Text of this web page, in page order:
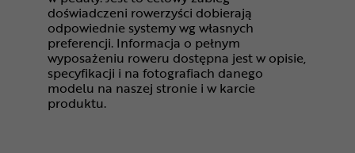
doświadczeni rowerzyści dobierają
odpowiednie systemy wg własnych
preferencji. Informacja o pełnym
wyposażeniu roweru dostępna jest w opisie,
specyfikacji i na fotografiach danego
modelu na naszej stronie i w karcie
produktu.